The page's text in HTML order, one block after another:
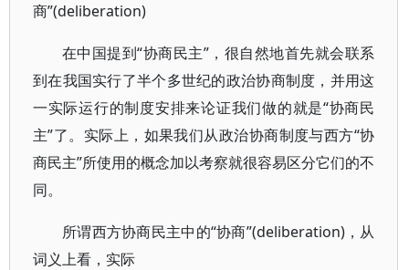
商”(deliberation)
在中国提到“协商民主”，很自然地首先就会联系
到在我国实行了半个多世纪的政治协商制度，并用这
一实际运行的制度安排来论证我们做的就是“协商民
主”了。实际上，如果我们从政治协商制度与西方“协
商民主”所使用的概念加以考察就很容易区分它们的不
同。
所谓西方协商民主中的“协商”(deliberation)，从
词义上看，实际